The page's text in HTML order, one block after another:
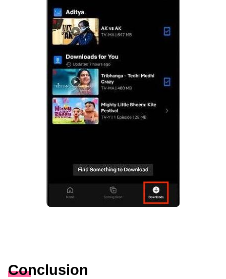
Conclusion